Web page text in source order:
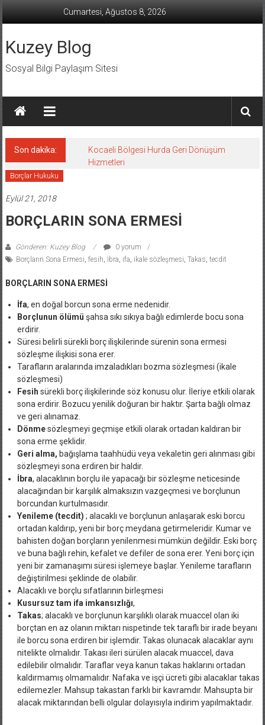
Cumartesi, Ağustos 8, 2026
Kuzey Blog
Sosyal Bilgi Paylaşım Sitesi
Son dakika:
Kocaeli Bölgesi Hurda Geri Dönüşüm
Hizmetleri
Borçlar Hukuku
Eylül 21, 2018
BORÇLARIN SONA ERMESİ
Gönderen: Kuzey Blog
0 yorum
Borçların Sona Ermesi, fesih, İbra, ifa, ikale sözleşmesi, Takas, tecdit
BORÇLARIN SONA ERMESİ
İfa, en doğal borcun sona erme nedenidir.
Borçlunun ölümü şahsa sıkı sıkıya bağlı edimlerde bocu sona
erdirir.
Süresi belirli sürekli borç ilişkilerinde sürenin sona ermesi
sözleşme ilişkisi sona erer.
Tarafların aralarında imzaladıkları bozma sözleşmesi (ikale
sözleşmesi)
Fesih sürekli borç ilişkilerinde söz konusu olur. İleriye etkili olarak
sona erdirir. Bozucu yenilik doğuran bir haktır. Şarta bağlı olmaz
ve geri alınamaz.
Dönmesözleşmeyi geçmişe etkili olarak ortadan kaldıran bir
sona erme şeklidir.
Geri alma, bağışlama taahhüdü veya vekaletin geri alınması gibi
sözleşmeyi sona erdiren bir haldir.
İbra, alacaklının borçlu ile yapacağı bir sözleşme neticesinde
alacağından bir karşılık almaksızın vazgeçmesi ve borçlunun
borcundan kurtulmasıdır.
Yenileme (tecdit) ; alacaklı ve borçlunun anlaşarak eski borcu
ortadan kaldırıp, yeni bir borç meydana getirmeleridir. Kumar ve
bahisten doğan borçların yenilenmesi mümkün değildir. Eski borç
ve buna bağlı rehin, kefalet ve defiler de sona erer. Yeni borç için
yeni bir zamanaşımı süresi işlemeye başlar. Yenileme tarafların
değiştirilmesi şeklinde de olabilir.
Alacaklı ve borçlu sıfatlarının birleşmesi
Kusursuz tam ifa imkansızlığı,
Takas; alacaklı ve borçlunun karşılıklı olarak muaccel olan iki
borçtan en az olanın miktarı nispetinde tek taraflı bir irade beyanı
ile borcu sona erdiren bir işlemdir. Takas olunacak alacaklar aynı
nitelikte olmalıdır. Takası ileri sürülen alacak muaccel, dava
edilebilir olmalıdır. Taraflar veya kanun takas haklarını ortadan
kaldırmamış olmamalıdır. Nafaka ve işçi ücreti gibi alacaklar takas
edilemezler. Mahsup takastan farklı bir kavramdır. Mahsupta bir
alacak miktarından belli olgular dolayısıyla indirim yapılmaktadır.